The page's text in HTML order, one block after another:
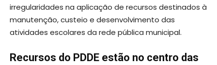
irregularidades na aplicação de recursos destinados à
manutenção, custeio e desenvolvimento das
atividades escolares da rede pública municipal.
Recursos do PDDE estão no centro das